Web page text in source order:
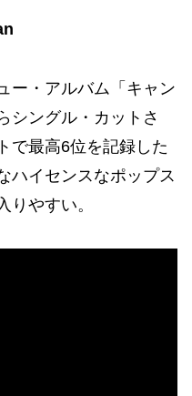
ー・アルバム「キャン
シングル・カットさ
で最高6位を記録した
ハイセンスなポップス
りやすい。